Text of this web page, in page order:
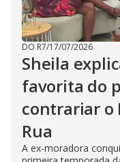
DO R7/17/07/2026
Sheila
favorita do
contrariar o
Rua
A ex-moradora